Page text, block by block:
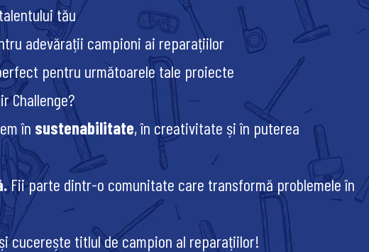
tău
adevărații campioni ai reparațiilor
pentru următoarele tale proiecte
Challenge?
în sustenabilitate, în creativitate și în puterea
Fii parte dintr-o comunitate care transformă problemele în
cucerește titlul de campion al reparațiilor!